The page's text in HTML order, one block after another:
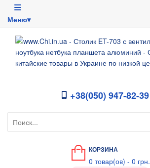
Меню▾
+38(050) 947-82-39
КОРЗИНА
0 товар(ов) - 0 грн.